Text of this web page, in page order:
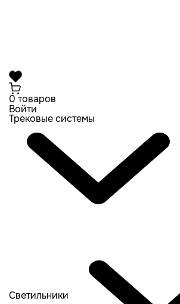
0 товаров
Войти
Трековые системы
Светильники